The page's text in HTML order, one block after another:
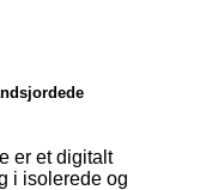
er et digitalt
i isolerede og